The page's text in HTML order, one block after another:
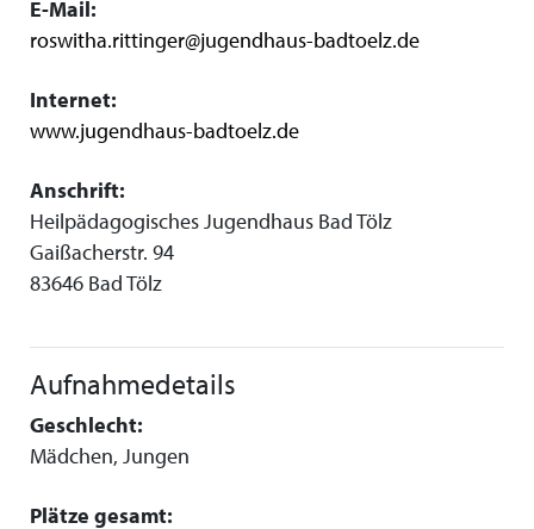
E-Mail:
roswitha.rittinger@jugendhaus-badtoelz.de
Internet:
www.jugendhaus-badtoelz.de
Anschrift:
Heilpädagogisches Jugendhaus Bad Tölz
Gaißacherstr. 94
83646 Bad Tölz
Aufnahmedetails
Geschlecht:
Mädchen, Jungen
Plätze gesamt: